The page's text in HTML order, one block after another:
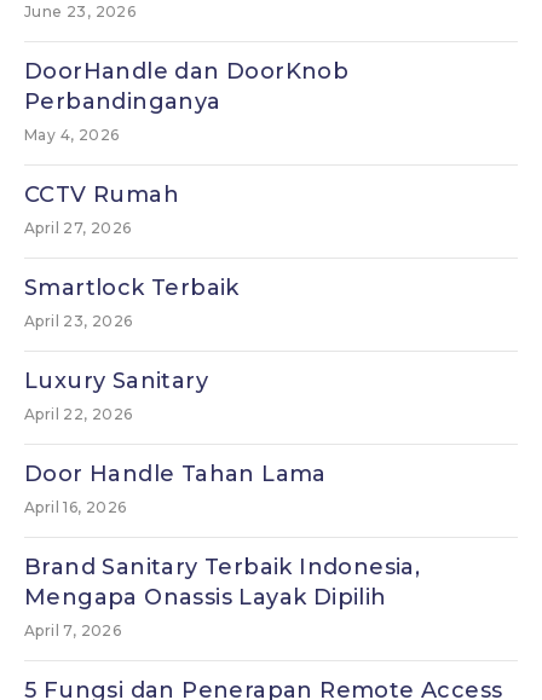
June 23, 2026
DoorHandle dan DoorKnob
Perbandinganya
May 4, 2026
CCTV Rumah
April 27, 2026
Smartlock Terbaik
April 23, 2026
Luxury Sanitary
April 22, 2026
Door Handle Tahan Lama
April 16, 2026
Brand Sanitary Terbaik Indonesia,
Mengapa Onassis Layak Dipilih
April 7, 2026
5 Fungsi dan Penerapan Remote Access